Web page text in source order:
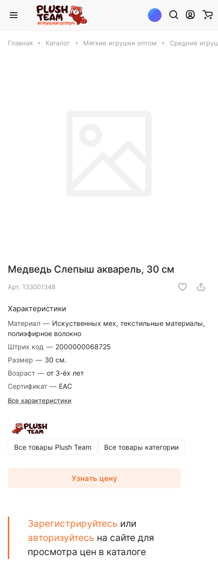
Главная Каталог Мягкие игрушки оптом Средние
Медведь Слепыш акварель, 30 см
Арт. 133001348
Характеристики
Материал — Искуственных мех, текстильные материалы,
полиэфирное волокно
Штрих код — 2000000068725
Размер — 30 см.
Возраст — от 3-ёх лет
Сертификат — EAC
Все характеристики
Все товары Plush Team Все товары категории
Узнать цену
Зарегистрируйтесь или
авторизуйтесь на сайте для
просмотра цен в каталоге